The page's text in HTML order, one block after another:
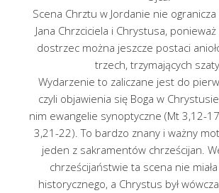
Scena Chrztu w Jordanie nie
Jana Chrzciciela i Chrystusa,
dostrzec można jeszcze postaci
trzech, trzymających
Wydarzenie to zaliczane jest do
czyli objawienia się Boga w
nim ewangelie synoptyczne (Mt 3,12-
3,21-22). To bardzo znany i ważny
jeden z sakramentów chrześcijan.
chrześcijaństwie ta scena nie
historycznego, a Chrystus był